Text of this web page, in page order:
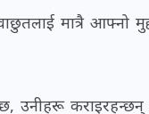
मात्रै आफ्नो
उनीहरू